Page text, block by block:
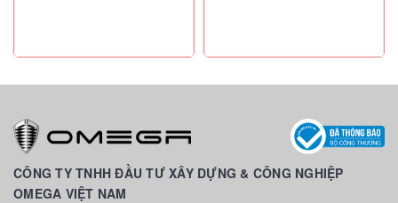
CÔNG TY TNHH ĐẦU TƯ XÂY DỰNG & CÔNG NGHIỆP
OMEGA VIỆT NAM